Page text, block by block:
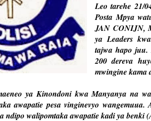
Leo tarehe 21/
Posta Mpya
JAN CONIJN,
ya Leaders
tajwa hapo juu.
200 dereva
mwingine kama
ya Kinondoni kwa Manyanya na
awapatie pesa vinginevyo wangemuua.
walipomtaka awapatie kadi ya benki